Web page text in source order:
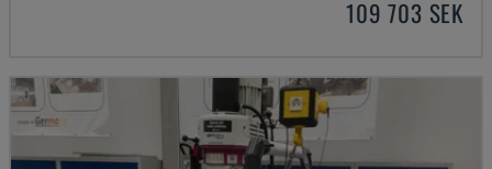
109 703 SEK